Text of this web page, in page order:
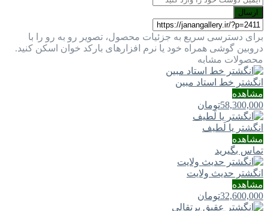
ارسال
برای دسترسی سریع به جزئیات محصول، تصویر رو به رو را با
دروبین گوشی همراه خود یا نرم افزارهای بارکد خوان اسکن کنید.
محصولات مشابه
انگشتر خط استاد مبین
مشاهده
58,300,000تومان
انگشتر یا لَطيف
مشاهده
تماس بگیرید
انگشتر حدیث ولایت
مشاهده
32,600,000تومان